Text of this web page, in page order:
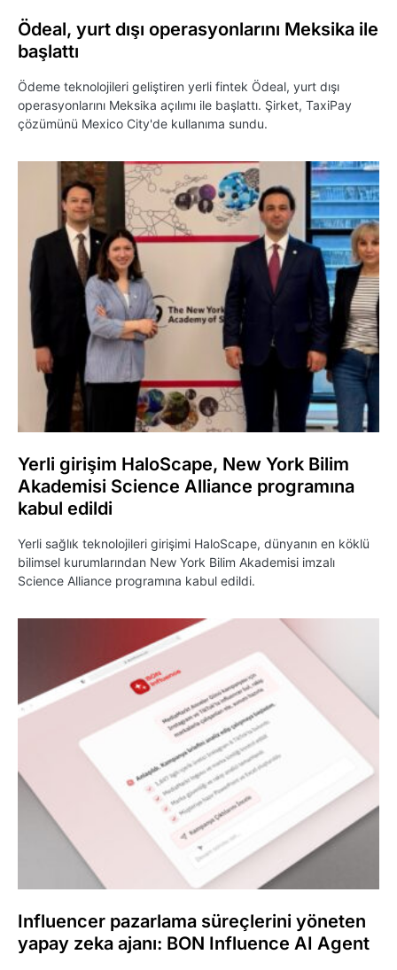
Ödeal, yurt dışı operasyonlarını Meksika ile
başlattı
Ödeme teknolojileri geliştiren yerli fintek Ödeal, yurt dışı
operasyonlarını Meksika açılımı ile başlattı. Şirket, TaxiPay
çözümünü Mexico City'de kullanıma sundu.
Yerli girişim HaloScape, New York Bilim
Akademisi Science Alliance programına
kabul edildi
Yerli sağlık teknolojileri girişimi HaloScape, dünyanın en köklü
bilimsel kurumlarından New York Bilim Akademisi imzalı
Science Alliance programına kabul edildi.
Influencer pazarlama süreçlerini yöneten
yapay zeka ajanı: BON Influence AI Agent